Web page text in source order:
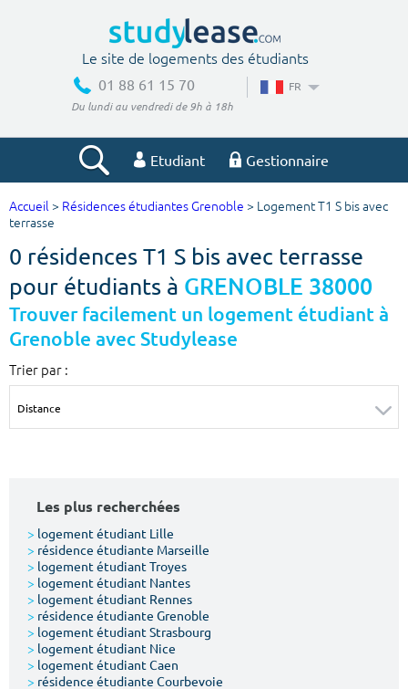
Le site de logements des étudiants
01 88 61 15 70
Du lundi au vendredi de 9h à 18h
FR
Etudiant Gestionnaire
Votre recherche
Ville, école
Budget min
€
Budget max
€
Surface min Surface max
Type de location
Votre date d'entrée
Accueil > Résidences étudiantes Grenoble > Logement T1 S bis avec
terrasse
0 résidences T1 S bis avec terrasse
pour étudiants à GRENOBLE 38000
Trouver facilement un logement étudiant à
Grenoble avec Studylease
Trier par :
Les plus recherchées
> logement étudiant Lille
> résidence étudiante Marseille
> logement étudiant Troyes
> logement étudiant Nantes
> logement étudiant Rennes
> résidence étudiante Grenoble
> logement étudiant Strasbourg
> logement étudiant Nice
> logement étudiant Caen
> résidence étudiante Courbevoie